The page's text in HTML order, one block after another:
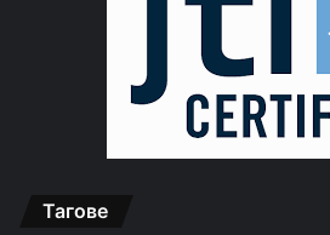
Тагове